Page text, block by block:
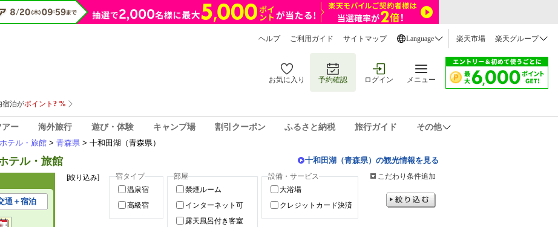
ヘルプ ご利用ガイド サイトマップ Language 楽天市場 楽天グループ
お気に入り 予約確認 ログイン メニュー
アー 海外旅行 遊び・体験 キャンプ場 割引クーポン ふるさと納税 旅行ガイド
その他
テル・旅館 > 青森県 > 十和田湖（青森県）
テル・旅館 十和田湖（青森県）の観光情報を見る
[絞り込み]
宿タイプ
温泉宿
高級宿
部屋
禁煙ルーム
インターネット可
露天風呂付き客室
設備・サービス
大浴場
クレジットカード決済
こだわり条件追加
通＋宿泊